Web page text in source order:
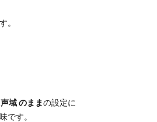
。
域 のままの設定に
です。